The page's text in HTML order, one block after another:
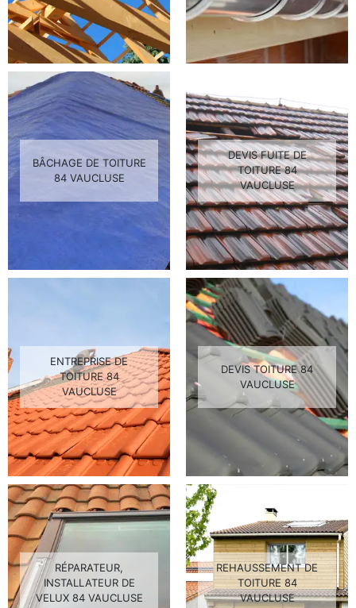
BÂCHAGE DE TOITURE
84 VAUCLUSE
DEVIS FUITE DE
TOITURE 84
VAUCLUSE
ENTREPRISE DE
TOITURE 84
VAUCLUSE
DEVIS TOITURE 84
VAUCLUSE
RÉPARATEUR,
INSTALLATEUR DE
VELUX 84 VAUCLUSE
REHAUSSEMENT DE
TOITURE 84
VAUCLUSE